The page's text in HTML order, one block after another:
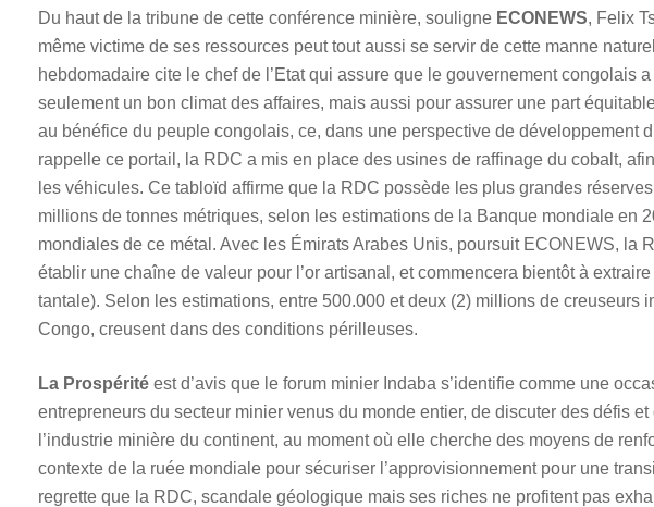
Du haut de la tribune de cette conférence minière, souligne ECONEWS, Felix
même victime de ses ressources peut tout aussi se servir de cette manne
hebdomadaire cite le chef de l’Etat qui assure que le gouvernement congolais
seulement un bon climat des affaires, mais aussi pour assurer une part
au bénéfice du peuple congolais, ce, dans une perspective de développement
rappelle ce portail, la RDC a mis en place des usines de raffinage du cobalt,
les véhicules. Ce tabloïd affirme que la RDC possède les plus grandes
millions de tonnes métriques, selon les estimations de la Banque mondiale en
mondiales de ce métal. Avec les Émirats Arabes Unis, poursuit ECONEWS, la
établir une chaîne de valeur pour l’or artisanal, et commencera bientôt à
tantale). Selon les estimations, entre 500.000 et deux (2) millions de creuseurs
Congo, creusent dans des conditions périlleuses.
La Prospérité est d’avis que le forum minier Indaba s’identifie comme une
entrepreneurs du secteur minier venus du monde entier, de discuter des défis
l’industrie minière du continent, au moment où elle cherche des moyens de
contexte de la ruée mondiale pour sécuriser l’approvisionnement pour une
regrette que la RDC, scandale géologique mais ses riches ne profitent pas